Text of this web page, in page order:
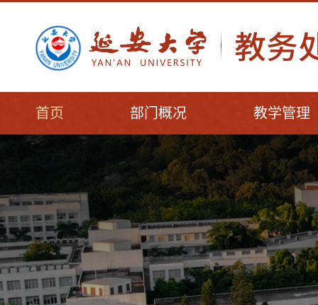
首页 部门概况 教学管理